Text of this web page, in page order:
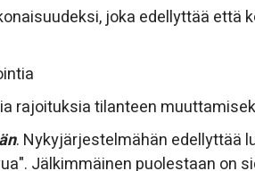
joka edellyttää että
rajoituksia tilanteen
. Nykyjärjestelmähän edellyttää
Jälkimmäinen puolestaan on